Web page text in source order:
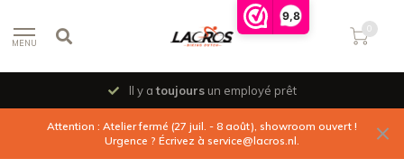
9,8
MENU
0
Il y atoujoursun employé prêt
Attention : Atelier fermé (27 juil. - 8 août), showroom ouvert !
Urgence ? Écrivez à service@lacros.nl.